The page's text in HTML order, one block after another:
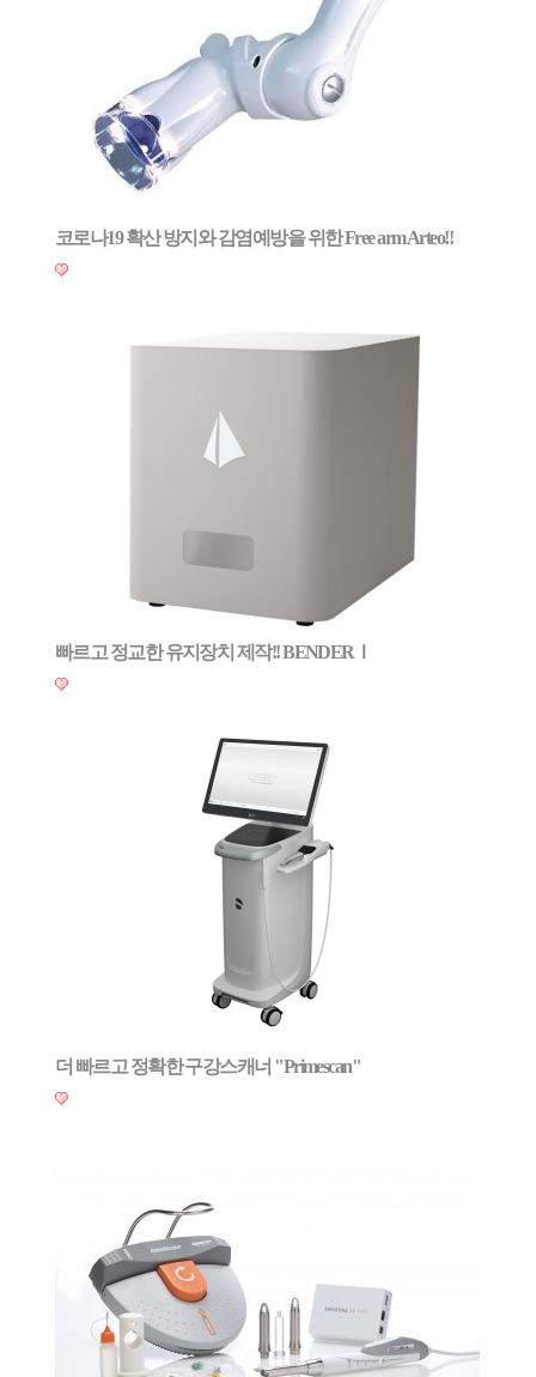
코로나19 확산 방지와 감염예방을 위한 Free arm Arteo!!
빠르고 정교한 유지장치 제작!! BENDERⅠ
더 빠르고 정확한 구강스캐너 "Primescan"